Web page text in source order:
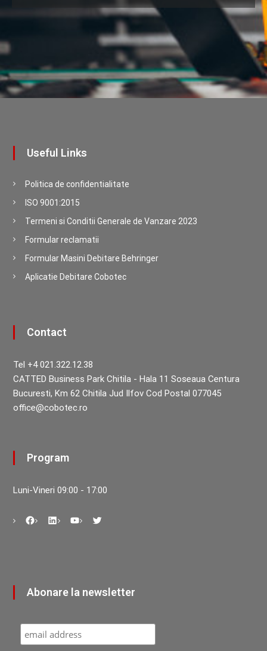
Useful Links
Politica de confidentialitate
ISO 9001:2015
Termeni si Conditii Generale de Vanzare 2023
Formular reclamatii
Formular Masini Debitare Behringer
Aplicatie Debitare Cobotec
Contact
Tel +4 021.322.12.38
CATTED Business Park Chitila - Hala 11 Soseaua Centura
Bucuresti, Km 62 Chitila Jud Ilfov Cod Postal 077045
office@cobotec.ro
Program
Luni-Vineri 09:00 - 17:00
Abonare la newsletter